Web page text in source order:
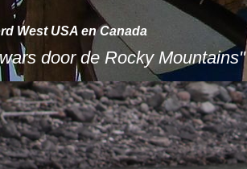
West USA en Canada
door de Rocky Mountains"